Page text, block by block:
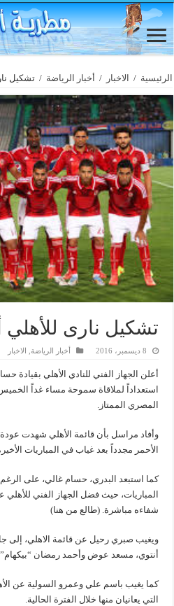
الرئيسية / الاخبار / أخبار الرياضة / تشكيل
تشكيل نارى
8 ديسمبر، 2016 أخبار الرياضة الاخبار
أعلن الجهاز الفني للنادي الأهلي بقيادة
استعداداً لملاقاة سموحة مساء غداً
المصري الممتاز.
وأفاد مراسل بأن قائمة الأهلي شهدت
الأحمر مجدداً بعد غياب في المباريات
كما استبعد البدري، حسام غالي، على
المباريات، حيث فضل الجهاز الفني للأهلي
شفاءه مباشرة. (طالع من هنا)
ويغيب صبري رحيل عن قائمة الاهلي،
أنتوي، مسعد عوض وأحمد رمضان “بيكهام”
كما يغيب باسم علي وعمرو السولية عن
التي يعانيان منها خلال الفترة الحالية.